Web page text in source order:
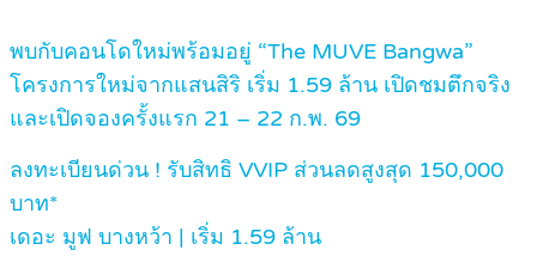
พบกับคอนโดใหม่พร้อมอยู่ “The MUVE Bangwa”
โครงการใหม่จากแสนสิริ เริ่ม 1.59 ล้าน เปิดชมตึกจริง
และเปิดจองครั้งแรก 21 – 22 ก.พ. 69
ลงทะเบียนด่วน ! รับสิทธิ VVIP ส่วนลดสูงสุด 150,000
บาท*
เดอะ มูฟ บางหว้า | เริ่ม 1.59 ล้าน